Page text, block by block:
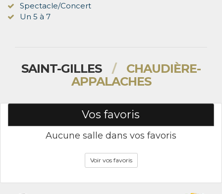
Spectacle/Concert
Un 5 à 7
SAINT-GILLES /
CHAUDIÈRE-
APPALACHES
Vos favoris
Aucune salle dans vos favoris
Voir vos favoris